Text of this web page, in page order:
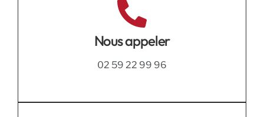
Nous appeler
02 59 22 99 96